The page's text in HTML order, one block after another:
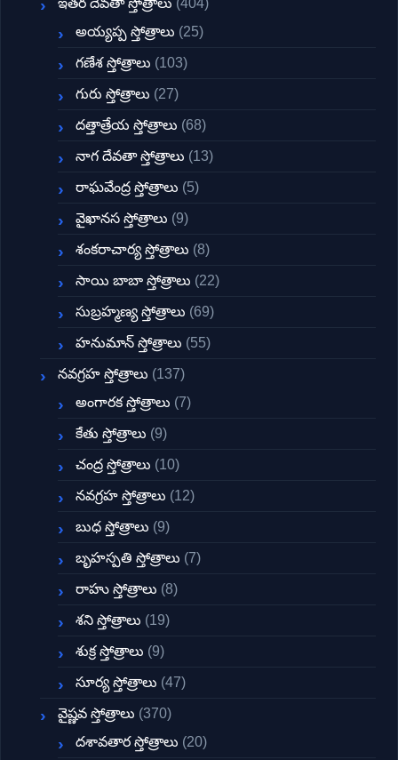
అయ్యప్ప స్తోత్రాలు (25)
గణేశ స్తోత్రాలు (103)
గురు స్తోత్రాలు (27)
దత్తాత్రేయ స్తోత్రాలు (68)
నాగ దేవతా స్తోత్రాలు (13)
రాఘవేంద్ర స్తోత్రాలు (5)
వైఖానస స్తోత్రాలు (9)
శంకరాచార్య స్తోత్రాలు (8)
సాయి బాబా స్తోత్రాలు (22)
సుబ్రహ్మణ్య స్తోత్రాలు (69)
హనుమాన్ స్తోత్రాలు (55)
నవగ్రహ స్తోత్రాలు (137)
అంగారక స్తోత్రాలు (7)
కేతు స్తోత్రాలు (9)
చంద్ర స్తోత్రాలు (10)
నవగ్రహ స్తోత్రాలు (12)
బుధ స్తోత్రాలు (9)
బృహస్పతి స్తోత్రాలు (7)
రాహు స్తోత్రాలు (8)
శని స్తోత్రాలు (19)
శుక్ర స్తోత్రాలు (9)
సూర్య స్తోత్రాలు (47)
వైష్ణవ స్తోత్రాలు (370)
దశావతార స్తోత్రాలు (20)